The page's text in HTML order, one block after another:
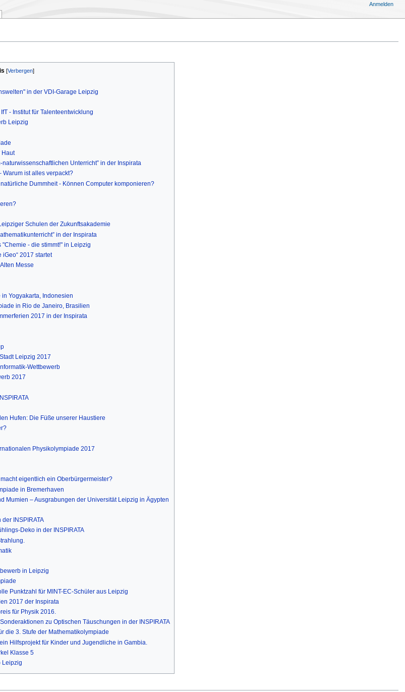
in der VDI-Garage Leipzig
- Institut für Talenteentwicklung
Leipzig
Haut
Unterricht” in der Inspirata
ist alles verpackt?
Dummheit - Können Computer komponieren?
Schulen der Zukunftsakademie
in der Inspirata
- die stimmt!" in Leipzig
2017 startet
Messe
Yogyakarta, Indonesien
in Rio de Janeiro, Brasilien
2017 in der Inspirata
Leipzig 2017
Wettbewerb
2017
Hufen: Die Füße unserer Haustiere
Physikolympiade 2017
eigentlich ein Oberbürgermeister?
in Bremerhaven
Mumien – Ausgrabungen der Universität Leipzig in Ägypten
INSPIRATA
Deko in der INSPIRATA
in Leipzig
Punktzahl für MINT-EC-Schüler aus Leipzig
2017 der Inspirata
für Physik 2016.
zu Optischen Täuschungen in der INSPIRATA
die 3. Stufe der Mathematikolympiade
Hilfsprojekt für Kinder und Jugendliche in Gambia.
Klasse 5
Leipzig
Anmelden